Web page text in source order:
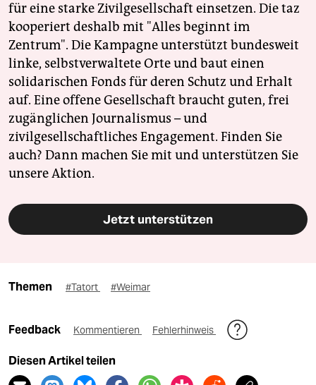
für eine starke Zivilgesellschaft einsetzen. Die taz
kooperiert deshalb mit "Alles beginnt im
Zentrum". Die Kampagne unterstützt bundesweit
linke, selbstverwaltete Orte und baut einen
solidarischen Fonds für deren Schutz und Erhalt
auf. Eine offene Gesellschaft braucht guten, frei
zugänglichen Journalismus – und
zivilgesellschaftliches Engagement. Finden Sie
auch? Dann machen Sie mit und unterstützen Sie
unsere Aktion.
Jetzt unterstützen
Themen #Tatort #Weimar
Feedback Kommentieren Fehlerhinweis
Diesen Artikel teilen